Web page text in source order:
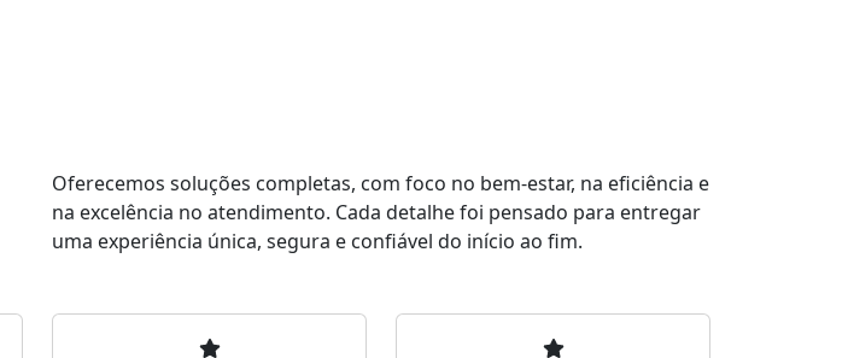
Oferecemos soluções completas, com foco no bem-estar, na eficiência e
na excelência no atendimento. Cada detalhe foi pensado para entregar
uma experiência única, segura e confiável do início ao fim.